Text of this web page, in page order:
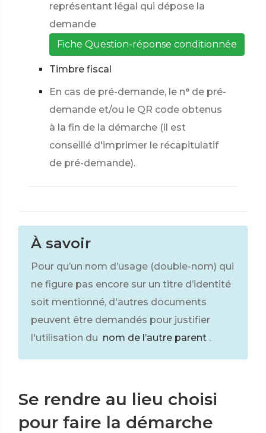
représentant légal qui dépose la
demande
Fiche Question-réponse conditionnée
Timbre fiscal
En cas de pré-demande, le n° de pré-
demande et/ou le QR code obtenus
à la fin de la démarche (il est
conseillé d'imprimer le récapitulatif
de pré-demande).
À savoir
Pour qu’un nom d’usage (double-nom) qui
ne figure pas encore sur un titre d’identité
soit mentionné, d'autres documents
peuvent être demandés pour justifier
l'utilisation du nom de l’autre parent .
Se rendre au lieu choisi
pour faire la démarche